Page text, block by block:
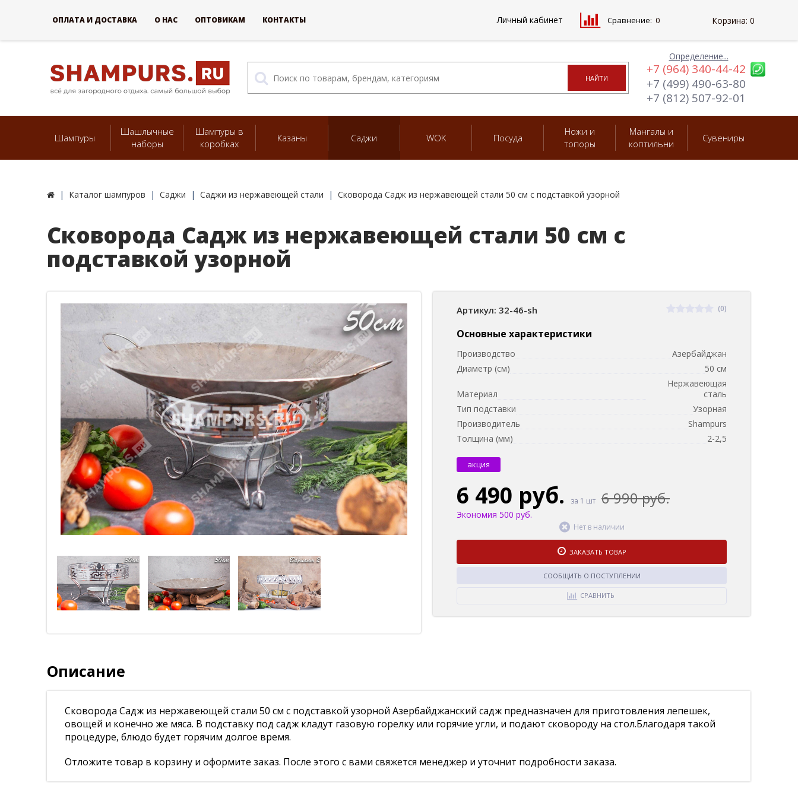
Определение...
+7 (964) 340-44-42
+7 (499) 490-63-80
+7 (812) 507-92-01
Шампуры
Шашлычные
наборы
Шампуры в
коробках
Казаны Саджи WOK Посуда
Ножи и
топоры
Мангалы и
коптильни
Сувениры
Каталог шампуров Саджи Саджи из нержавеющей стали Сковорода Садж из нержавеющей стали 50 см с подставкой узорной
Сковорода Садж из нержавеющей стали 50 см с
подставкой узорной
Артикул: 32-46-sh (0)
Основные характеристики
Производство
Азербайджан
Диаметр (см)
50 см
Материал
Нержавеющая
сталь
Тип подставки
Узорная
Производитель
Shampurs
Толщина (мм)
2-2,5
акция
6 490 руб. за 1 шт 6 990 руб.
Экономия 500 руб.
Нет в наличии
ЗАКАЗАТЬ ТОВАР
СООБЩИТЬ О ПОСТУПЛЕНИИ
СРАВНИТЬ
Описание
Сковорода Садж из нержавеющей стали 50 см с подставкой узорной Азербайджанский садж предназначен для приготовления лепешек,
овощей и конечно же мяса. В подставку под садж кладут газовую горелку или горячие угли, и подают сковороду на стол.Благодаря такой
процедуре, блюдо будет горячим долгое время.
Отложите товар в корзину и оформите заказ. После этого с вами свяжется менеджер и уточнит подробности заказа.
ОПЛАТА И ДОСТАВКА О НАС ОПТОВИКАМ КОНТАКТЫ Личный кабинет Сравнение: 0 Корзина: 0